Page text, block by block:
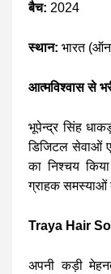
बैच: 2024
स्थान: भारत
आत्मविश्वास से
भूपेन्द्र सिंह
डिजिटल सेवाओं
का निश्चय
ग्राहक समस्याओं
Traya Hair
अपनी कड़ी